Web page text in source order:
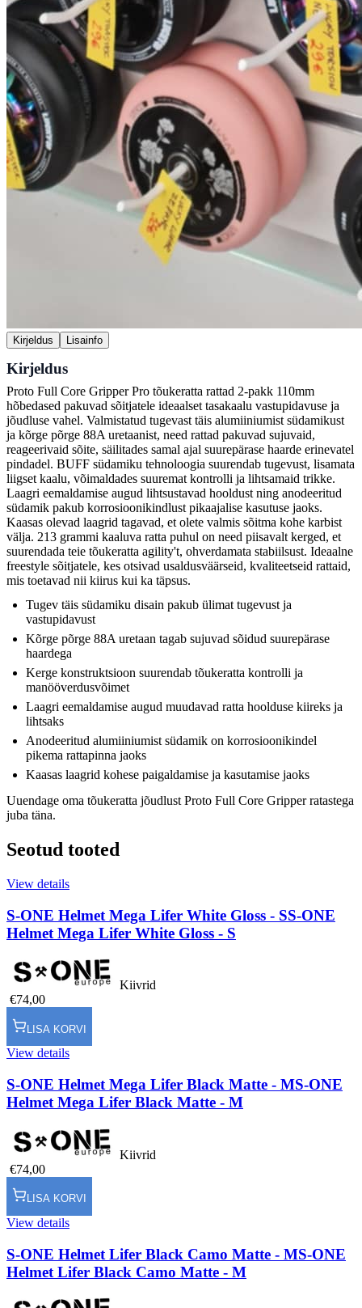
Kirjeldus Lisainfo
Kirjeldus
Proto Full Core Gripper Pro tõukeratta rattad 2-pakk 110mm
hõbedased pakuvad sõitjatele ideaalset tasakaalu vastupidavuse ja
jõudluse vahel. Valmistatud tugevast täis alumiiniumist südamikust
ja kõrge põrge 88A uretaanist, need rattad pakuvad sujuvaid,
reageerivaid sõite, säilitades samal ajal suurepärase haarde erinevatel
pindadel. BUFF südamiku tehnoloogia suurendab tugevust, lisamata
liigset kaalu, võimaldades suuremat kontrolli ja lihtsamaid trikke.
Laagri eemaldamise augud lihtsustavad hooldust ning anodeeritud
südamik pakub korrosioonikindlust pikaajalise kasutuse jaoks.
Kaasas olevad laagrid tagavad, et olete valmis sõitma kohe karbist
välja. 213 grammi kaaluva ratta puhul on need piisavalt kerged, et
suurendada teie tõukeratta agility't, ohverdamata stabiilsust. Ideaalne
freestyle sõitjatele, kes otsivad usaldusväärseid, kvaliteetseid rattaid,
mis toetavad nii kiirus kui ka täpsus.
Tugev täis südamiku disain pakub ülimat tugevust ja
vastupidavust
Kõrge põrge 88A uretaan tagab sujuvad sõidud suurepärase
haardega
Kerge konstruktsioon suurendab tõukeratta kontrolli ja
manööverdusvõimet
Laagri eemaldamise augud muudavad ratta hoolduse kiireks ja
lihtsaks
Anodeeritud alumiiniumist südamik on korrosioonikindel
pikema rattapinna jaoks
Kaasas laagrid kohese paigaldamise ja kasutamise jaoks
Uuendage oma tõukeratta jõudlust Proto Full Core Gripper ratastega
juba täna.
Seotud tooted
View details
S-ONE Helmet Mega Lifer White Gloss - SS-ONE
Helmet Mega Lifer White Gloss - S
Kiivrid
€74,00
LISA KORVI
View details
S-ONE Helmet Mega Lifer Black Matte - MS-ONE
Helmet Mega Lifer Black Matte - M
Kiivrid
€74,00
LISA KORVI
View details
S-ONE Helmet Lifer Black Camo Matte - MS-ONE
Helmet Lifer Black Camo Matte - M